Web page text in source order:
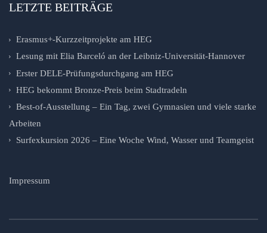
LETZTE BEITRÄGE
Erasmus+-Kurzzeitprojekte am HEG
Lesung mit Elia Barceló an der Leibniz-Universität-Hannover
Erster DELE-Prüfungsdurchgang am HEG
HEG bekommt Bronze-Preis beim Stadtradeln
Best-of-Ausstellung – Ein Tag, zwei Gymnasien und viele starke
Arbeiten
Surfexkursion 2026 – Eine Woche Wind, Wasser und Teamgeist
Impressum